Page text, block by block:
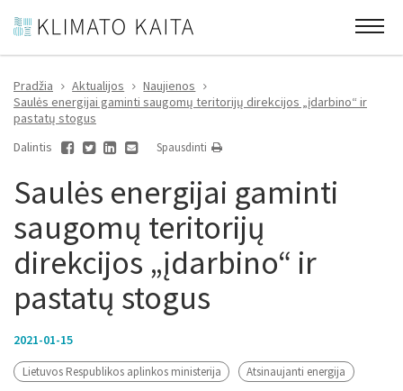
Pradžia Aktualijos
Naujienos
Saulės energijai gaminti saugomų teritorijų direkcijos „įdarbino“ ir
pastatų stogus
Dalintis
Spausdinti
Saulės energijai gaminti
saugomų teritorijų
direkcijos „įdarbino“ ir
pastatų stogus
2021-01-15
Lietuvos Respublikos aplinkos ministerija Atsinaujanti energija